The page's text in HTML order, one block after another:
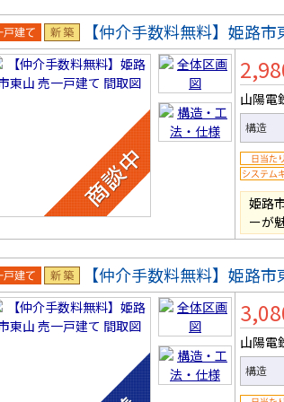
戸建 新築
【仲介手数料無料】姫路市
山陽電
構造
姫路
ーが
戸建 新築
【仲介手数料無料】姫路市
山陽電
構造